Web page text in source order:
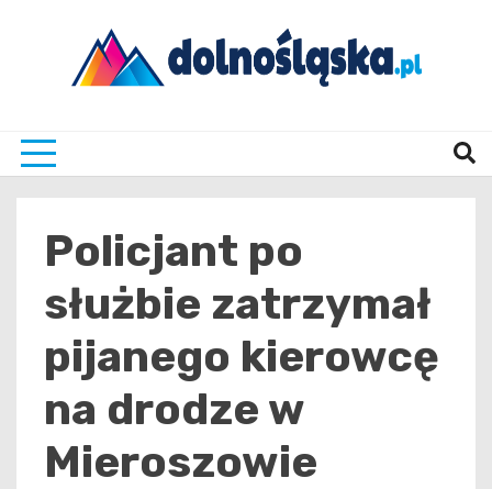
Policjant po
służbie zatrzymał
pijanego kierowcę
na drodze w
Mieroszowie